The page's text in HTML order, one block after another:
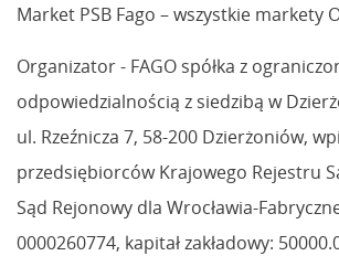
Market PSB Fago – wszystkie markety
Organizator - FAGO spółka z
odpowiedzialnością z siedzibą w
ul. Rzeźnicza 7, 58-200 Dzierżoniów,
przedsiębiorców Krajowego Rejestru
Sąd Rejonowy dla Wrocławia-
0000260774, kapitał zakładowy: